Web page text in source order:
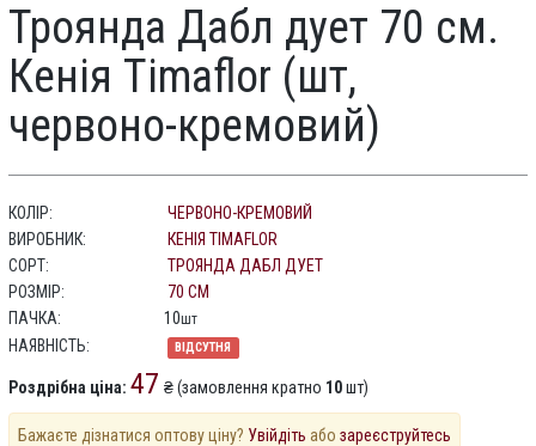
Троянда Дабл дует 70 см.
Кенія Timaflor (шт,
червоно-кремовий)
КОЛІР:
ЧЕРВОНО-КРЕМОВИЙ
ВИРОБНИК:
КЕНІЯ TIMAFLOR
СОРТ:
ТРОЯНДА ДАБЛ ДУЕТ
РОЗМІР:
70 СМ
ПАЧКА:
10шт
НАЯВНІСТЬ: ВІДСУТНЯ
Роздрібна ціна: 47 ₴ (замовлення кратно 10шт)
Бажаєте дізнатися оптову ціну? Увійдіть або зареєструйтесь